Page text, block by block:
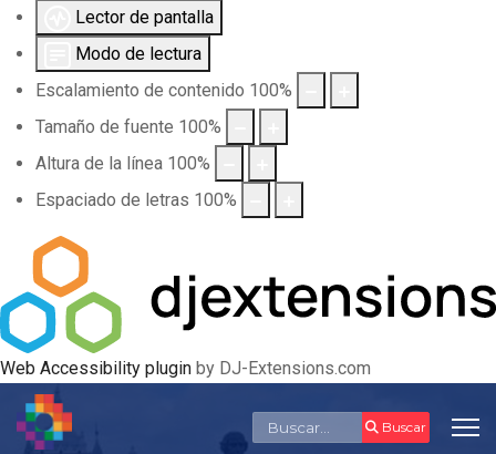
Lector de pantalla
Modo de lectura
Escalamiento de contenido 100%
Tamaño de fuente 100%
Altura de la línea 100%
Espaciado de letras 100%
Web Accessibility plugin by DJ-Extensions.com
Buscar Buscar